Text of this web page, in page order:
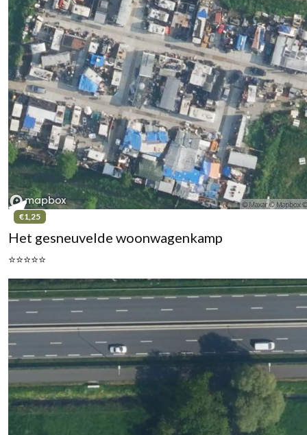
€1,25
Het gesneuvelde woonwagenkamp
⭐⭐⭐⭐⭐